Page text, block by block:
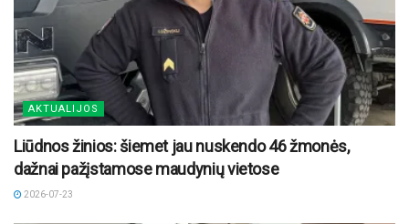
AKTUALIJOS
Liūdnos žinios: šiemet jau nuskendo 46 žmonės,
dažnai pažįstamose maudynių vietose
2026-07-23